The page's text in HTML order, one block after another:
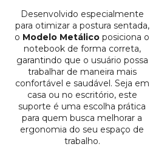
Desenvolvido especialmente
para otimizar a postura sentada,
o Modelo Metálico posiciona o
notebook de forma correta,
garantindo que o usuário possa
trabalhar de maneira mais
confortável e saudável. Seja em
casa ou no escritório, este
suporte é uma escolha prática
para quem busca melhorar a
ergonomia do seu espaço de
trabalho.